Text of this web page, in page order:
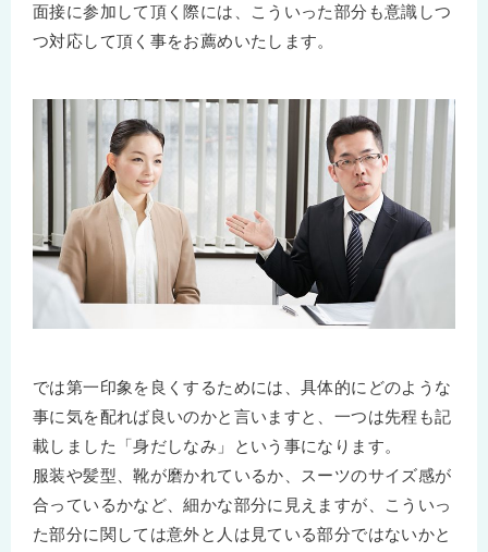
面接に参加して頂く際には、こういった部分も意識しつ
つ対応して頂く事をお薦めいたします。
では第一印象を良くするためには、具体的にどのような
事に気を配れば良いのかと言いますと、一つは先程も記
載しました「身だしなみ」という事になります。
服装や髪型、靴が磨かれているか、スーツのサイズ感が
合っているかなど、細かな部分に見えますが、こういっ
た部分に関しては意外と人は見ている部分ではないかと